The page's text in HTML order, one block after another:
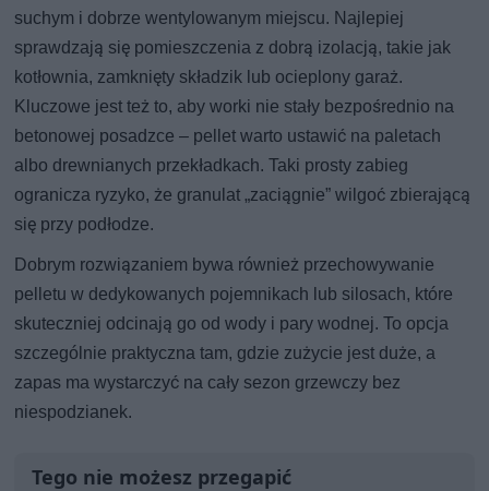
suchym i dobrze wentylowanym miejscu. Najlepiej
sprawdzają się pomieszczenia z dobrą izolacją, takie jak
kotłownia, zamknięty składzik lub ocieplony garaż.
Kluczowe jest też to, aby worki nie stały bezpośrednio na
betonowej posadzce – pellet warto ustawić na paletach
albo drewnianych przekładkach. Taki prosty zabieg
ogranicza ryzyko, że granulat „zaciągnie” wilgoć zbierającą
się przy podłodze.
Dobrym rozwiązaniem bywa również przechowywanie
pelletu w dedykowanych pojemnikach lub silosach, które
skuteczniej odcinają go od wody i pary wodnej. To opcja
szczególnie praktyczna tam, gdzie zużycie jest duże, a
zapas ma wystarczyć na cały sezon grzewczy bez
niespodzianek.
Tego nie możesz przegapić